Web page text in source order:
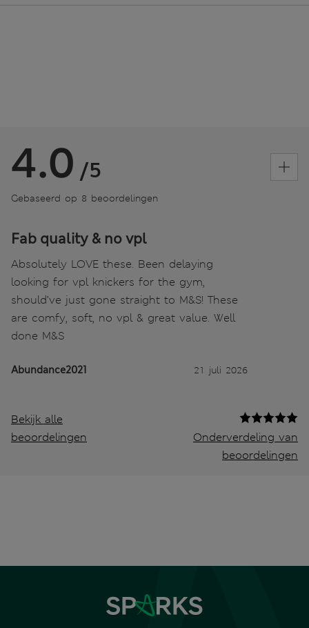
4.0 /5
Gebaseerd op 8 beoordelingen
Fab quality & no vpl
Absolutely LOVE these. Been delaying
looking for vpl knickers for the gym,
should’ve just gone straight to M&S! These
are comfy, soft, no vpl & great value. Well
done M&S
Abundance2021 21 juli 2026
Bekijk alle
beoordelingen
Onderverdeling van
beoordelingen